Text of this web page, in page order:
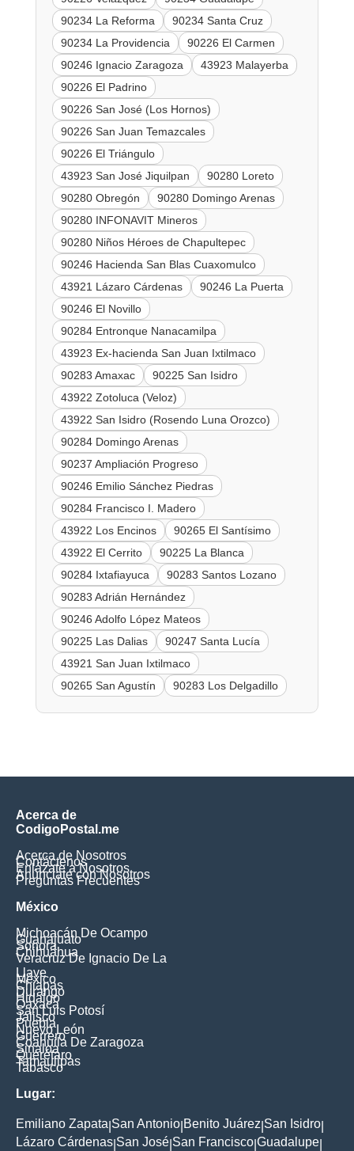
90234 La Reforma
90234 Santa Cruz
90234 La Providencia
90226 El Carmen
90246 Ignacio Zaragoza
43923 Malayerba
90226 El Padrino
90226 San José (Los Hornos)
90226 San Juan Temazcales
90226 El Triángulo
43923 San José Jiquilpan
90280 Loreto
90280 Obregón
90280 Domingo Arenas
90280 INFONAVIT Mineros
90280 Niños Héroes de Chapultepec
90246 Hacienda San Blas Cuaxomulco
43921 Lázaro Cárdenas
90246 La Puerta
90246 El Novillo
90284 Entronque Nanacamilpa
43923 Ex-hacienda San Juan Ixtilmaco
90283 Amaxac
90225 San Isidro
43922 Zotoluca (Veloz)
43922 San Isidro (Rosendo Luna Orozco)
90284 Domingo Arenas
90237 Ampliación Progreso
90246 Emilio Sánchez Piedras
90284 Francisco I. Madero
43922 Los Encinos
90265 El Santísimo
43922 El Cerrito
90225 La Blanca
90284 Ixtafiayuca
90283 Santos Lozano
90283 Adrián Hernández
90246 Adolfo López Mateos
90225 Las Dalias
90247 Santa Lucía
43921 San Juan Ixtilmaco
90265 San Agustín
90283 Los Delgadillo
Acerca de
CodigoPostal.me
Acerca de Nosotros
Contáctenos
Enlázate a Nosotros
Anúnciate con Nosotros
Preguntas Frecuentes
México
Michoacán De Ocampo
Guanajuato
Sonora
Chihuahua
Veracruz De Ignacio De La
Llave
México
Chiapas
Durango
Hidalgo
Oaxaca
San Luis Potosí
Jalisco
Puebla
Nuevo León
Guerrero
Coahuila De Zaragoza
Sinaloa
Querétaro
Tamaulipas
Tabasco
Lugar:
Emiliano Zapata San Antonio Benito Juárez San Isidro
Lázaro Cárdenas San José San Francisco Guadalupe